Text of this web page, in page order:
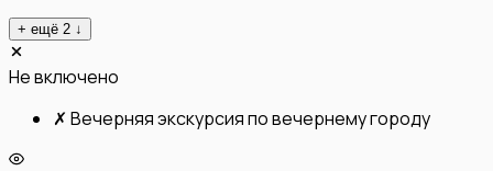
+ ещё 2 ↓
Не включено
✗ Вечерняя экскурсия по вечернему городу